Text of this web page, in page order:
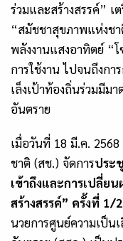
ร่วมและสร้างสรรค์” เ
“สมัชชาสุขภาพแห่งช
พลังงานแสงอาทิตย์ “โ
การใช้งาน ไปจนถึงก
เล็งเป้าท้องถิ่นร่วมมีม
อันตราย
เมื่อวันที่ 18 มี.ค. 2568
ชาติ (สช.) จัดการประ
เข้าถึงและการเปลี่ย
สร้างสรรค์” ครั้งที่ 1/
นวยการศูนย์ความเป็น